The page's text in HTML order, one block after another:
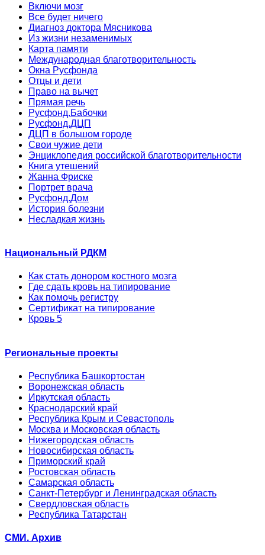
Включи мозг
Все будет ничего
Диагноз доктора Мясникова
Из жизни незаменимых
Карта памяти
Международная благотворительность
Окна Русфонда
Отцы и дети
Право на вычет
Прямая речь
Русфонд.Бабочки
Русфонд.ДЦП
ДЦП в большом городе
Свои чужие дети
Энциклопедия российской благотворительности
Книга утешений
Жанна Фриске
Портрет врача
Русфонд.Дом
История болезни
Несладкая жизнь
Национальный РДКМ
Как стать донором костного мозга
Где сдать кровь на типирование
Как помочь регистру
Сертификат на типирование
Кровь 5
Региональные проекты
Республика Башкортостан
Воронежская область
Иркутская область
Краснодарский край
Республика Крым и Севастополь
Москва и Московская область
Нижегородская область
Новосибирская область
Приморский край
Ростовская область
Самарская область
Санкт-Петербург и Ленинградская область
Свердловская область
Республика Татарстан
СМИ. Архив